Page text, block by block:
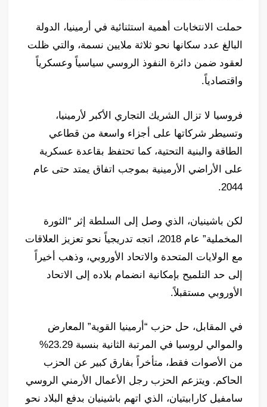
حملت الانتخابات أهمية استثنائية في أرمينيا، الدولة
البالغ عدد سكانها نحو ثلاثة ملايين نسمة، والتي ظلت
لعقود ضمن دائرة النفوذ الروسي سياسياً وعسكرياً
واقتصادياً.
فروسيا لا تزال الشريك التجاري الأكبر لأرمينيا،
وتسيطر شركاتها على أجزاء واسعة من قطاعي
الطاقة والبنية التحتية، كما تحتفظ بقاعدة عسكرية
على الأراضي الأرمينية بموجب اتفاق يمتد حتى عام
2044.
لكن باشينيان، الذي وصل إلى السلطة إثر “الثورة
المخملية” عام 2018، اتجه تدريجياً نحو تعزيز العلاقات
مع الولايات المتحدة والاتحاد الأوروبي، وذهب أخيراً
إلى حد التلميح بإمكانية انضمام بلاده إلى الاتحاد
الأوروبي مستقبلاً.
في المقابل، حل حزب “أرمينيا القوية” المعارض
والموالي لروسيا في المرتبة الثانية بنسبة 23.29%
من الأصوات فقط، متأخراً بفارق كبير عن الحزب
الحاكم. ويتزعم الحزب رجل الأعمال الأرمني الروسي
سامفيل كارابيتيان، الذي اتهم باشينيان بدفع البلاد نحو